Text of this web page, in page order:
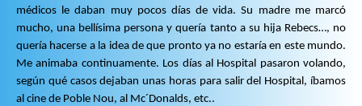
médicos le daban muy pocos días de vida. Su madre me marcó
mucho, una bellísima persona y quería tanto a su hija Rebecs…, no
quería hacerse a la idea de que pronto ya no estaría en este mundo.
Me animaba continuamente. Los días al Hospital pasaron volando,
según qué casos dejaban unas horas para salir del Hospital, íbamos
al cine de Poble Nou, al Mc´Donalds, etc..